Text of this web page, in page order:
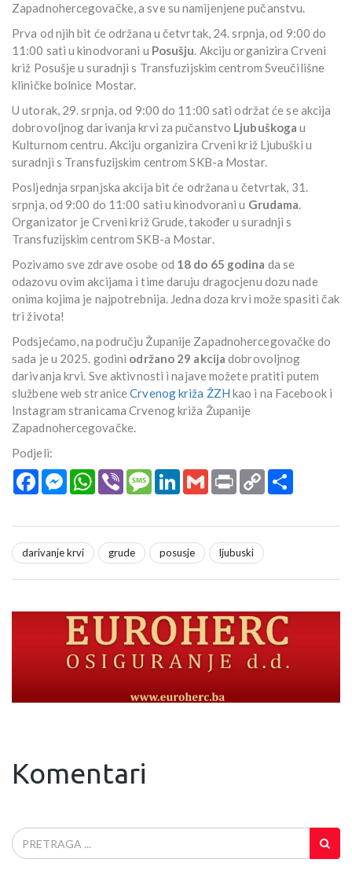
Zapadnohercegovačke, a sve su namijenjene pučanstvu.
Prva od njih bit će održana u četvrtak, 24. srpnja, od 9:00 do
11:00 sati u kinodvorani u Posušju. Akciju organizira Crveni
križ Posušje u suradnji s Transfuzijskim centrom Sveučilišne
kliničke bolnice Mostar.
U utorak, 29. srpnja, od 9:00 do 11:00 sati održat će se akcija
dobrovoljnog darivanja krvi za pučanstvo Ljubuškoga u
Kulturnom centru. Akciju organizira Crveni križ Ljubuški u
suradnji s Transfuzijskim centrom SKB-a Mostar.
Posljednja srpanjska akcija bit će održana u četvrtak, 31.
srpnja, od 9:00 do 11:00 sati u kinodvorani u Grudama.
Organizator je Crveni križ Grude, također u suradnji s
Transfuzijskim centrom SKB-a Mostar.
Pozivamo sve zdrave osobe od 18 do 65 godina da se
odazovu ovim akcijama i time daruju dragocjenu dozu nade
onima kojima je najpotrebnija. Jedna doza krvi može spasiti čak
tri života!
Podsjećamo, na području Županije Zapadnohercegovačke do
sada je u 2025. godini održano 29 akcija dobrovoljnog
darivanja krvi. Sve aktivnosti i najave možete pratiti putem
službene web straniceCrvenog križa ŽZH kao i na Facebook i
Instagram stranicama Crvenog križa Županije
Zapadnohercegovačke.
Podjeli:
FacebookMessengerWhatsApp
Viber MessageLinkedInGmail Print Copy
Link
darivanje krvi grude posusje ljubuski
Komentari